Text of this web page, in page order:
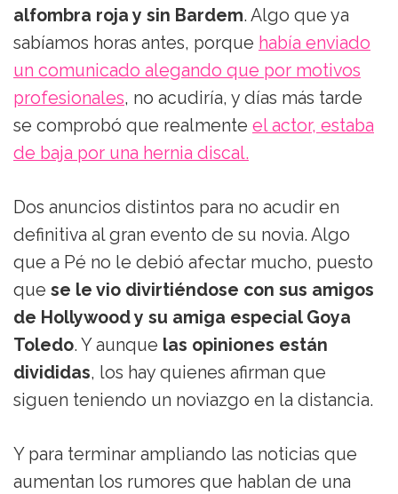
alfombra roja y sin Bardem. Algo que ya
sabíamos horas antes, porque había enviado
un comunicado alegando que por motivos
profesionales, no acudiría, y días más tarde
se comprobó que realmente el actor, estaba
de baja por una hernia discal.
Dos anuncios distintos para no acudir en
definitiva al gran evento de su novia. Algo
que a Pé no le debió afectar mucho, puesto
que se le vio divirtiéndose con sus amigos
de Hollywood y su amiga especial Goya
Toledo. Y aunque las opiniones están
divididas, los hay quienes afirman que
siguen teniendo un noviazgo en la distancia.
Y para terminar ampliando las noticias que
aumentan los rumores que hablan de una